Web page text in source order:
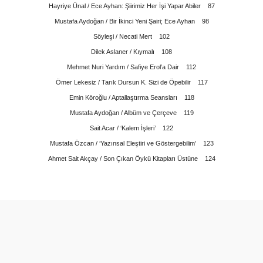
Hayriye Ünal / Ece Ayhan: Şiirimiz Her İşi Yapar Abiler 87
Mustafa Aydoğan / Bir İkinci Yeni Şairi; Ece Ayhan 98
Söyleşi / Necati Mert 102
Dilek Aslaner / Kıymalı 108
Mehmet Nuri Yardım / Safiye Erol’a Dair 112
Ömer Lekesiz / Tarık Dursun K. Sizi de Öpebilir 117
Emin Köroğlu / Aptallaştırma Seansları 118
Mustafa Aydoğan / Albüm ve Çerçeve 119
Sait Acar / ‘Kalem İşleri’ 122
Mustafa Özcan / ‘Yazınsal Eleştiri ve Göstergebilim’ 123
Ahmet Sait Akçay / Son Çıkan Öykü Kitapları Üstüne 124